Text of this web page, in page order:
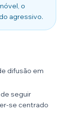
o
agressivo.
difusão em
seguir
se centrado